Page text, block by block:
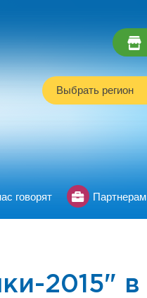
Выбрать регион
говорят Партнерам
2015" в